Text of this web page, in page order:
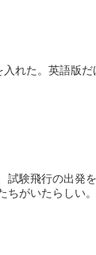
れた。英語版
験飛行の出発
がいたらしい。